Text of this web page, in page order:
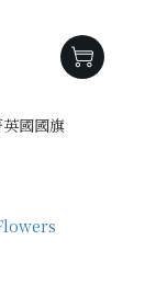
國國旗